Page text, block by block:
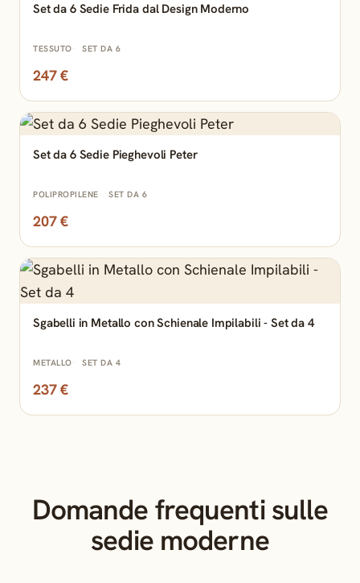
Set da 6 Sedie Frida dal Design Moderno
TESSUTO SET DA 6
247 €
Set da 6 Sedie Pieghevoli Peter
POLIPROPILENE SET DA 6
207 €
Sgabelli in Metallo con Schienale Impilabili - Set da 4
METALLO SET DA 4
237 €
Domande frequenti sulle
sedie moderne